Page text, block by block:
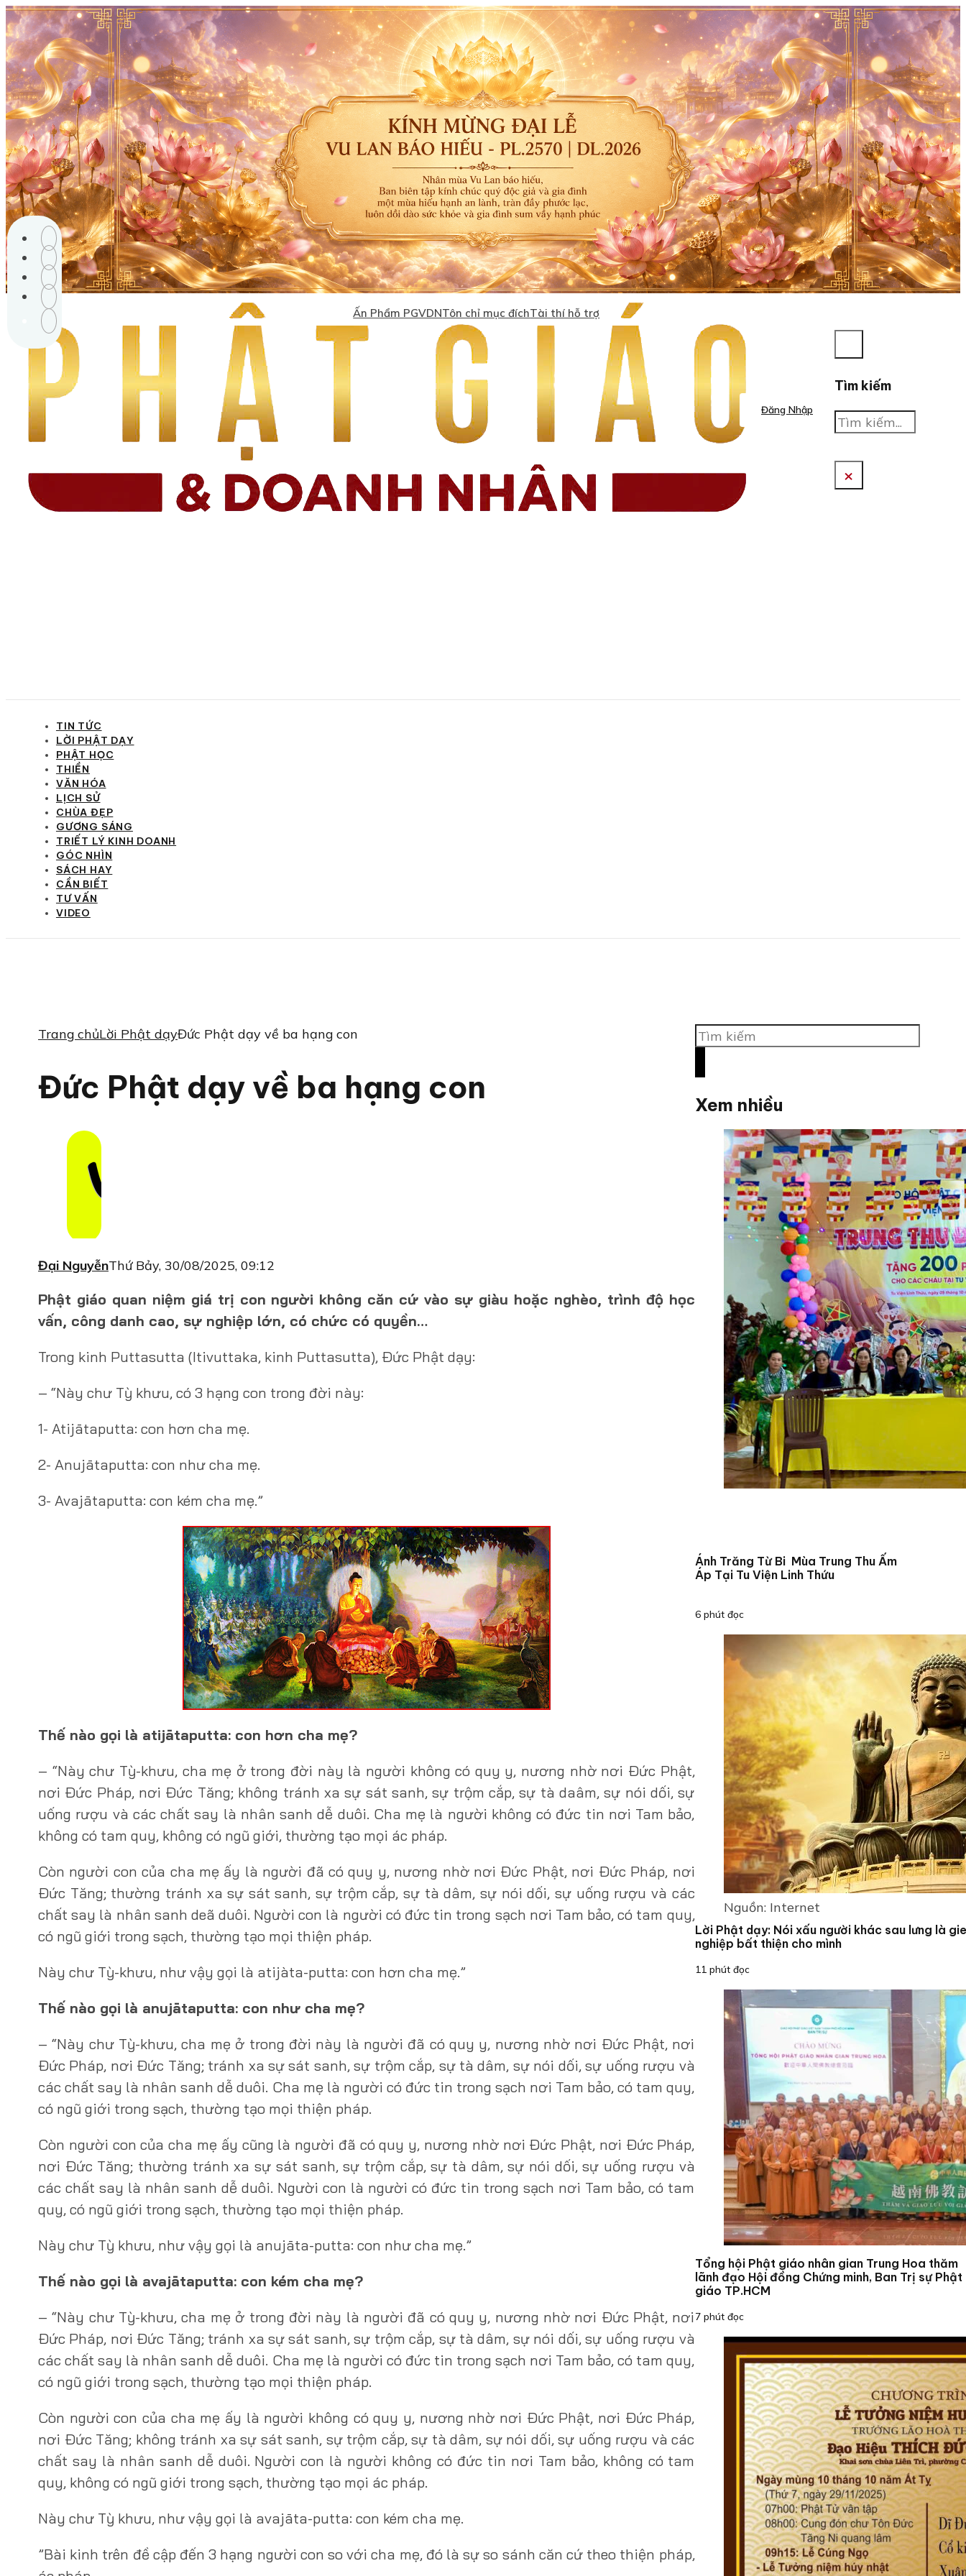
Ấn Phẩm PGVDNTôn chỉ mục đíchTài thí hỗ trợ
Đăng Nhập
Tìm kiếm
Tìm
kiếm
×
TIN TỨC
LỜI PHẬT DẠY
PHẬT HỌC
THIỀN
VĂN HÓA
LỊCH SỬ
CHÙA ĐẸP
GƯƠNG SÁNG
TRIẾT LÝ KINH DOANH
GÓC NHÌN
SÁCH HAY
CẦN BIẾT
TƯ VẤN
VIDEO
Trang chủLời Phật dạyĐức Phật dạy về ba hạng con
Đức Phật dạy về ba hạng con
Đại NguyễnThứ Bảy, 30/08/2025, 09:12
Phật giáo quan niệm giá trị con người không căn cứ vào sự giàu hoặc nghèo, trình độ học
vấn, công danh cao, sự nghiệp lớn, có chức có quyền…
Trong kinh Puttasutta (Itivuttaka, kinh Puttasutta), Ðức Phật dạy:
– “Này chư Tỳ khưu, có 3 hạng con trong đời này:
1- Atijātaputta: con hơn cha mẹ.
2- Anujātaputta: con như cha mẹ.
3- Avajātaputta: con kém cha mẹ.”
Thế nào gọi là atijātaputta: con hơn cha mẹ?
– “Này chư Tỳ-khưu, cha mẹ ở trong đời này là người không có quy y, nương nhờ nơi Ðức Phật,
nơi Ðức Pháp, nơi Ðức Tăng; không tránh xa sự sát sanh, sự trộm cắp, sự tà daâm, sự nói dối, sự
uống rượu và các chất say là nhân sanh dễ duôi. Cha mẹ là người không có đức tin nơi Tam bảo,
không có tam quy, không có ngũ giới, thường tạo mọi ác pháp.
Còn người con của cha mẹ ấy là người đã có quy y, nương nhờ nơi Ðức Phật, nơi Ðức Pháp, nơi
Ðức Tăng; thường tránh xa sự sát sanh, sự trộm cắp, sự tà dâm, sự nói dối, sự uống rượu và các
chất say là nhân sanh deã duôi. Người con là người có đức tin trong sạch nơi Tam bảo, có tam quy,
có ngũ giới trong sạch, thường tạo mọi thiện pháp.
Này chư Tỳ-khưu, như vậy gọi là atijàta-putta: con hơn cha mẹ.”
Thế nào gọi là anujātaputta: con như cha mẹ?
– “Này chư Tỳ-khưu, cha mẹ ở trong đời này là người đã có quy y, nương nhờ nơi Ðức Phật, nơi
Ðức Pháp, nơi Ðức Tăng; tránh xa sự sát sanh, sự trộm cắp, sự tà dâm, sự nói dối, sự uống rượu và
các chất say là nhân sanh dễ duôi. Cha mẹ là người có đức tin trong sạch nơi Tam bảo, có tam quy,
có ngũ giới trong sạch, thường tạo mọi thiện pháp.
Còn người con của cha mẹ ấy cũng là người đã có quy y, nương nhờ nơi Ðức Phật, nơi Ðức Pháp,
nơi Ðức Tăng; thường tránh xa sự sát sanh, sự trộm cắp, sự tà dâm, sự nói dối, sự uống rượu và
các chất say là nhân sanh dễ duôi. Người con là người có đức tin trong sạch nơi Tam bảo, có tam
quy, có ngũ giới trong sạch, thường tạo mọi thiện pháp.
Này chư Tỳ khưu, như vậy gọi là anujāta-putta: con như cha mẹ.”
Thế nào gọi là avajātaputta: con kém cha mẹ?
– “Này chư Tỳ-khưu, cha mẹ ở trong đời này là người đã có quy y, nương nhờ nơi Ðức Phật, nơi
Ðức Pháp, nơi Ðức Tăng; tránh xa sự sát sanh, sự trộm cắp, sự tà dâm, sự nói dối, sự uống rượu và
các chất say là nhân sanh dễ duôi. Cha mẹ là người có đức tin trong sạch nơi Tam bảo, có tam quy,
có ngũ giới trong sạch, thường tạo mọi thiện pháp.
Còn người con của cha mẹ ấy là người không có quy y, nương nhờ nơi Ðức Phật, nơi Ðức Pháp,
nơi Ðức Tăng; không tránh xa sự sát sanh, sự trộm cắp, sự tà dâm, sự nói dối, sự uống rượu và các
chất say là nhân sanh dễ duôi. Người con là người không có đức tin nơi Tam bảo, không có tam
quy, không có ngũ giới trong sạch, thường tạo mọi ác pháp.
Này chư Tỳ khưu, như vậy gọi là avajāta-putta: con kém cha mẹ.
”Bài kinh trên đề cập đến 3 hạng người con so với cha mẹ, đó là sự so sánh căn cứ theo thiện pháp,
Tìm
kiếm
Xem nhiều
Ánh Trăng Từ Bi Mùa Trung Thu Ấm
Áp Tại Tu Viện Linh Thứu
6 phút đọc
Nguồn: Internet
Lời Phật dạy: Nói xấu người khác sau lưng là
nghiệp bất thiện cho mình
11 phút đọc
Tổng hội Phật giáo nhân gian Trung Hoa thăm
lãnh đạo Hội đồng Chứng minh, Ban Trị sự Phật
giáo TP.HCM
7 phút đọc